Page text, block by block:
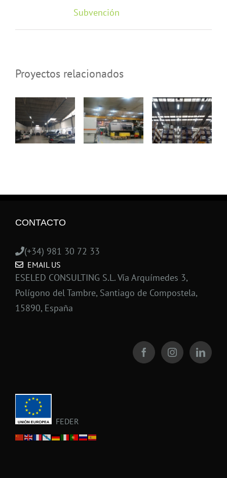
Subvención
Proyectos relacionados
CONTACTO
(+34) 981 30 72 33
EMAIL US
ESELED CONSULTING S.L. Vía Arquímedes 3,
Polígono del Tambre, Santiago de Compostela,
15890, España
FEDER